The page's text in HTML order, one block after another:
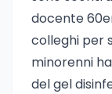
docente
colleghi per
minorenni
del gel